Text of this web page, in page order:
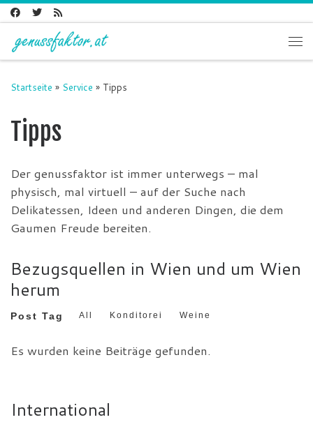
Zum Inhalt springen
Startseite » Service » Tipps
Tipps
Der genussfaktor ist immer unterwegs – mal
physisch, mal virtuell – auf der Suche nach
Delikatessen, Ideen und anderen Dingen, die dem
Gaumen Freude bereiten.
Bezugsquellen in Wien und um Wien
herum
Post Tag All Konditorei Weine
Es wurden keine Beiträge gefunden.
International